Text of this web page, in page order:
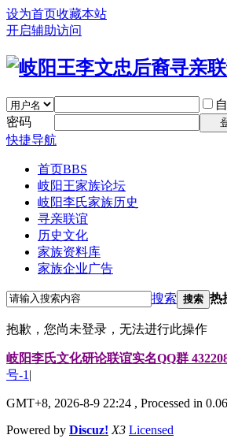
设为首页收藏本站
开启辅助访问
密码
快捷导航
首页BBS
岐阳王家族论坛
岐阳李氏家族历史
寻亲联谊
历史文化
家族资料库
家族企业广告
搜索 搜索 热
抱歉，您尚未登录，无法进行此操作
岐阳李氏文化研论联谊实名QQ群
号-1 |
GMT+8, 2026-8-9 22:24 , Processed in
Powered by Discuz! X3 Licensed